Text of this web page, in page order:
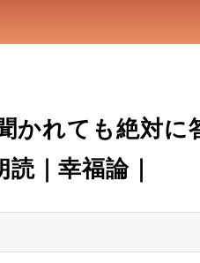
かれても絶対
読｜幸福論｜